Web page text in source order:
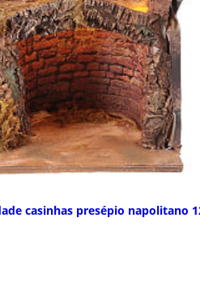
casinhas presépio napolitano